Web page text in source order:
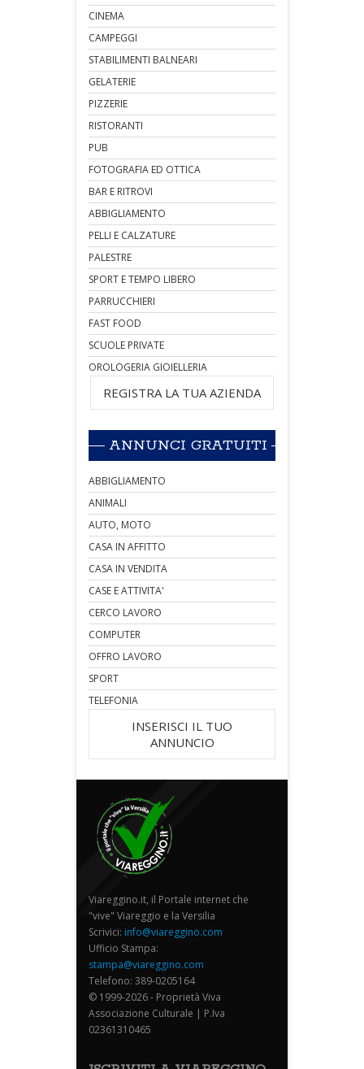
CINEMA
CAMPEGGI
STABILIMENTI BALNEARI
GELATERIE
PIZZERIE
RISTORANTI
PUB
FOTOGRAFIA ED OTTICA
BAR E RITROVI
ABBIGLIAMENTO
PELLI E CALZATURE
PALESTRE
SPORT E TEMPO LIBERO
PARRUCCHIERI
FAST FOOD
SCUOLE PRIVATE
OROLOGERIA GIOIELLERIA
REGISTRA LA TUA AZIENDA
ANNUNCI GRATUITI
ABBIGLIAMENTO
ANIMALI
AUTO, MOTO
CASA IN AFFITTO
CASA IN VENDITA
CASE E ATTIVITA'
CERCO LAVORO
COMPUTER
OFFRO LAVORO
SPORT
TELEFONIA
INSERISCI IL TUO
ANNUNCIO
Viareggino.it, il Portale internet che
"vive" Viareggio e la Versilia
Scrivici: info@viareggino.com
Ufficio Stampa:
stampa@viareggino.com
Telefono: 389-0205164
© 1999-2026 - Proprietà Viva
Associazione Culturale | P.Iva
02361310465